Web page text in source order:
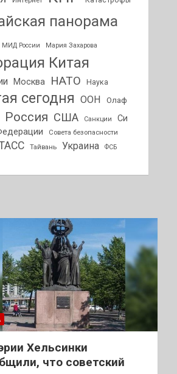
панорама
МИД России Мария Захарова
Китая
Москва НАТО Наука
сегодня ООН
Олаф
Россия США Санкции
Си
Совета безопасности
Тайвань Украина ФСБ
Хельсинки
что советский